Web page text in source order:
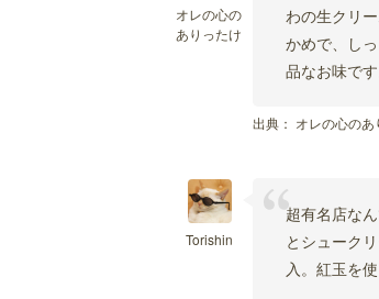
オレの心の
ありったけ
わの生クリ
かめで、し
品なお味です
出典： オレの心のあ
Torishin
超有名店な
とシューク
入。紅玉を